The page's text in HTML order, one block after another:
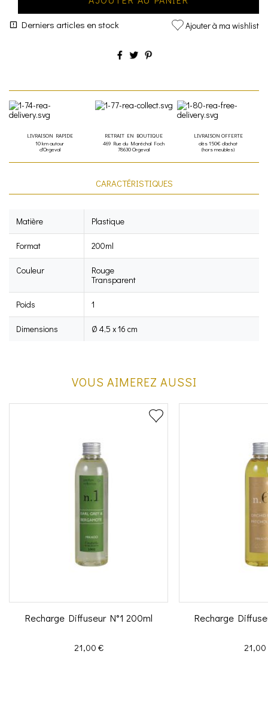
Derniers articles en stock Ajouter à ma wishlist
LIVRAISON RAPIDE
10 km autour
d'Orgeval
RETRAIT EN BOUTIQUE
469 Rue du Maréchal Foch
78630 Orgeval
LIVRAISON OFFERTE
dès 150€ d'achat
(hors meubles)
CARACTÉRISTIQUES
Matière Plastique
Format 200ml
Couleur
Rouge
Transparent
Poids 1
Dimensions Ø 4,5 x 16 cm
VOUS AIMEREZ AUSSI
Recharge Diffuseur N°1 200ml
Prix
21,00 €
Recharge
Prix